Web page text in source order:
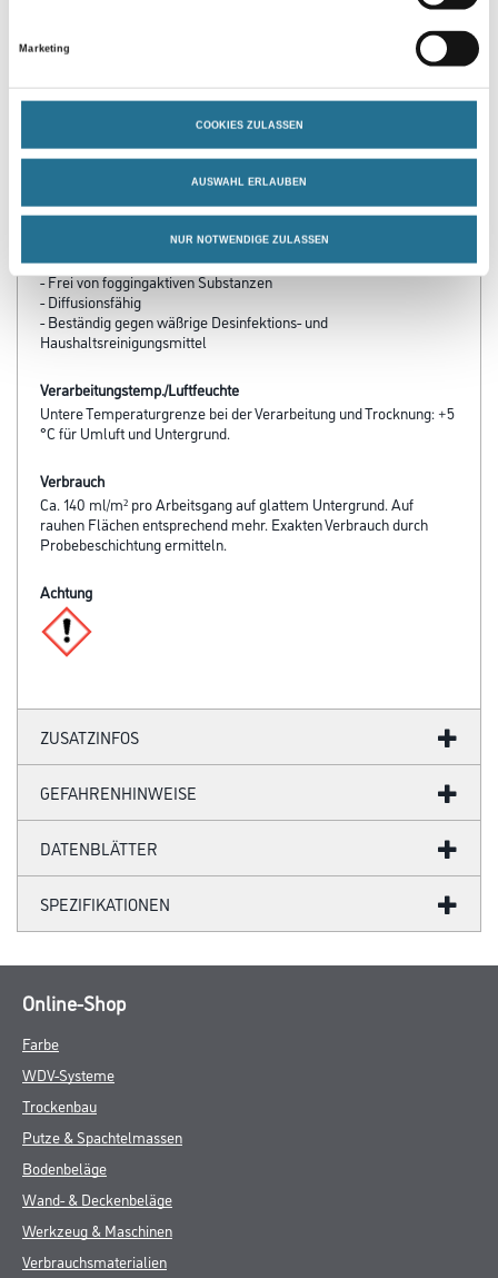
Marketing
COOKIES ZULASSEN
AUSWAHL ERLAUBEN
NUR NOTWENDIGE ZULASSEN
- Wasserverdünnbar, umweltschonend und geruchsarm
- Verschmutzungsunempfindlich
- Hoch reinigungsfähig
- Frei von foggingaktiven Substanzen
- Diffusionsfähig
- Beständig gegen wäßrige Desinfektions- und
Haushaltsreinigungsmittel
Verarbeitungstemp./Luftfeuchte
Untere Temperaturgrenze bei der Verarbeitung und Trocknung: +5
°C für Umluft und Untergrund.
Verbrauch
Ca. 140 ml/m² pro Arbeitsgang auf glattem Untergrund. Auf
rauhen Flächen entsprechend mehr. Exakten Verbrauch durch
Probebeschichtung ermitteln.
Achtung
ZUSATZINFOS
GEFAHRENHINWEISE
DATENBLÄTTER
SPEZIFIKATIONEN
Online-Shop
Farbe
WDV-Systeme
Trockenbau
Putze & Spachtelmassen
Bodenbeläge
Wand- & Deckenbeläge
Werkzeug & Maschinen
Verbrauchsmaterialien